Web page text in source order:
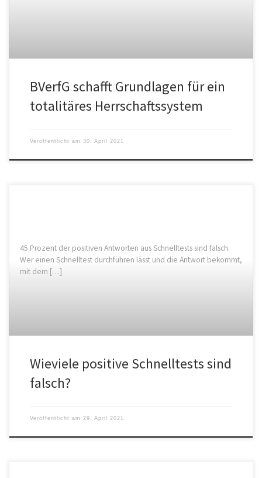
BVerfG schafft Grundlagen für ein
totalitäres Herrschaftssystem
Veröffentlicht am 30. April 2021
45 Prozent der positiven Antworten aus Schnelltests sind falsch.
Wer einen Schnelltest durchführen lässt und die Antwort bekommt,
mit dem […]
Wieviele positive Schnelltests sind
falsch?
Veröffentlicht am 29. April 2021